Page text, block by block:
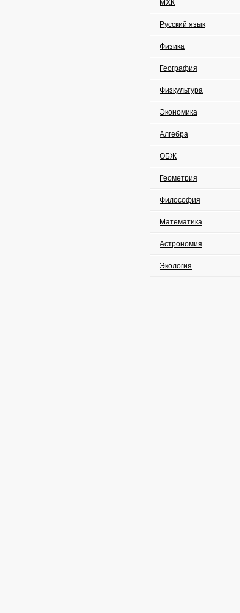
МХК
Русский язык
Физика
География
Физкультура
Экономика
Алгебра
ОБЖ
Геометрия
Философия
Математика
Астрономия
Экология